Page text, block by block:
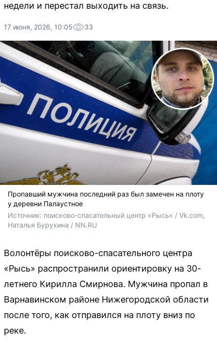
недели и перестал выходить на связь.
17 июня, 2026, 10:05 33
Пропавший мужчина последний раз был замечен на плоту
у деревни Палаустное
Источник: поисково-спасательный центр «Рысь» / Vk.com,
Наталья Бурухина / NN.RU
Волонтёры поисково-спасательного центра
«Рысь» распространили ориентировку на 30-
летнего Кирилла Смирнова. Мужчина пропал в
Варнавинском районе Нижегородской области
после того, как отправился на плоту вниз по
реке.